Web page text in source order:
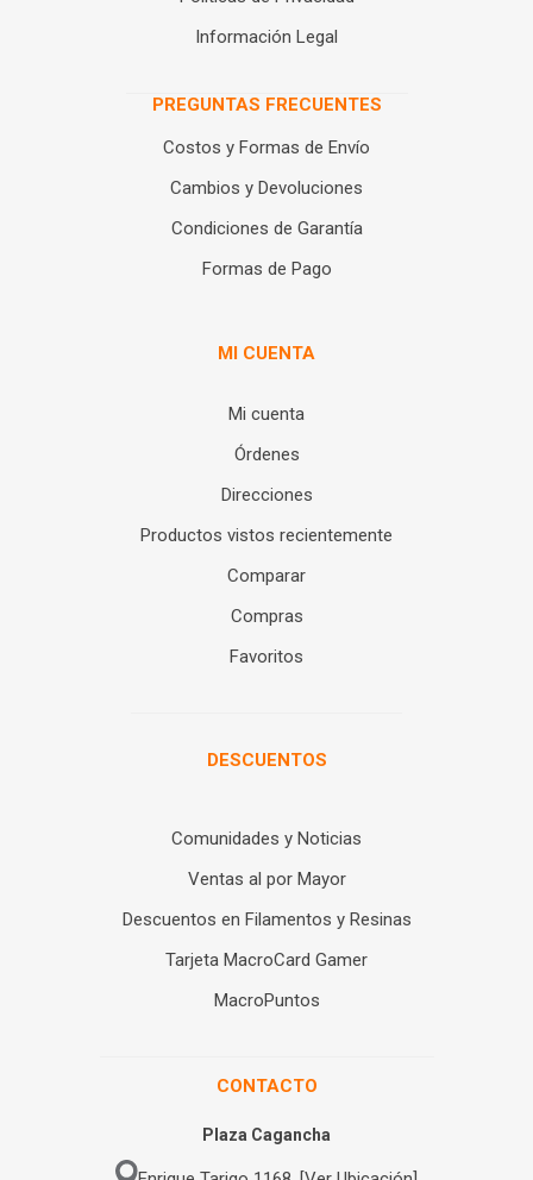
Información Legal
PREGUNTAS FRECUENTES
Costos y Formas de Envío
Cambios y Devoluciones
Condiciones de Garantía
Formas de Pago
MI CUENTA
Mi cuenta
Órdenes
Direcciones
Productos vistos recientemente
Comparar
Compras
Favoritos
DESCUENTOS
Comunidades y Noticias
Ventas al por Mayor
Descuentos en Filamentos y Resinas
Tarjeta MacroCard Gamer
MacroPuntos
CONTACTO
Plaza Cagancha